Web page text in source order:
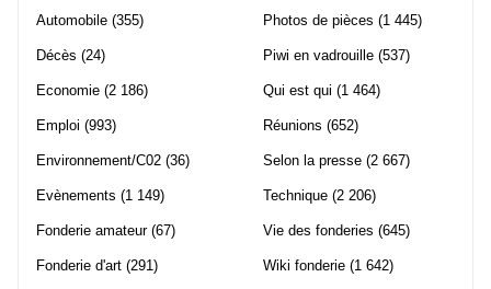
Automobile (355)
Décès (24)
Economie (2 186)
Emploi (993)
Environnement/C02 (36)
Evènements (1 149)
Fonderie amateur(67)
Fonderie d'art (291)
Photos de pièces (1 445)
Piwi en vadrouille (537)
Qui est qui (1 464)
Réunions (652)
Selon la presse (2 667)
Technique (2 206)
Vie des fonderies (645)
Wiki fonderie (1 642)